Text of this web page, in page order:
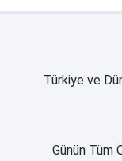
Türkiye ve
Günün Tüm